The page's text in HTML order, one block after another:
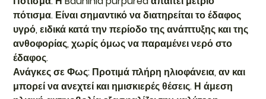
πότισμα. Είναι σημαντικό να διατηρείται το έδαφος
υγρό, ειδικά κατά την περίοδο της ανάπτυξης και της
ανθοφορίας, χωρίς όμως να παραμένει νερό στο
έδαφος.
Ανάγκες σε Φως: Προτιμά πλήρη ηλιοφάνεια, αν και
μπορεί να ανεχτεί και ημισκιερές θέσεις. Η άμεση